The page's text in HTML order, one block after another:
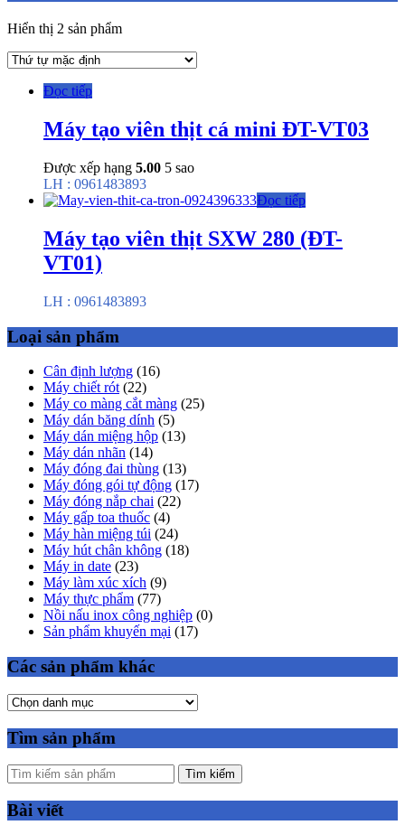
Hiển thị 2 sản phẩm
Đọc tiếp
Máy tạo viên thịt cá mini ĐT-VT03
Được xếp hạng 5.00 5 sao
LH : 0961483893
Đọc tiếp
Máy tạo viên thịt SXW 280 (ĐT-
VT01)
LH : 0961483893
Loại sản phẩm
Cân định lượng (16)
Máy chiết rót (22)
Máy co màng cắt màng (25)
Máy dán băng dính (5)
Máy dán miệng hộp (13)
Máy dán nhãn (14)
Máy đóng đai thùng (13)
Máy đóng gói tự động (17)
Máy đóng nắp chai (22)
Máy gấp toa thuốc (4)
Máy hàn miệng túi (24)
Máy hút chân không (18)
Máy in date (23)
Máy làm xúc xích (9)
Máy thực phẩm (77)
Nồi nấu inox công nghiệp (0)
Sản phẩm khuyến mại (17)
Các sản phẩm khác
Tìm sản phẩm
Tìm kiếm
Bài viết